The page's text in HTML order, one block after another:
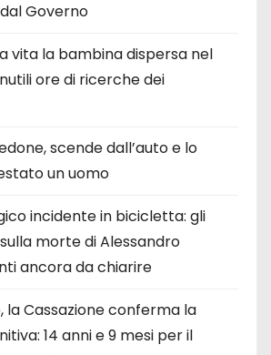
Governo
vita la bambina dispersa nel
ore di ricerche dei
scende dall’auto e lo
un uomo
incidente in bicicletta: gli
morte di Alessandro
ancora da chiarire
la Cassazione conferma la
14 anni e 9 mesi per il